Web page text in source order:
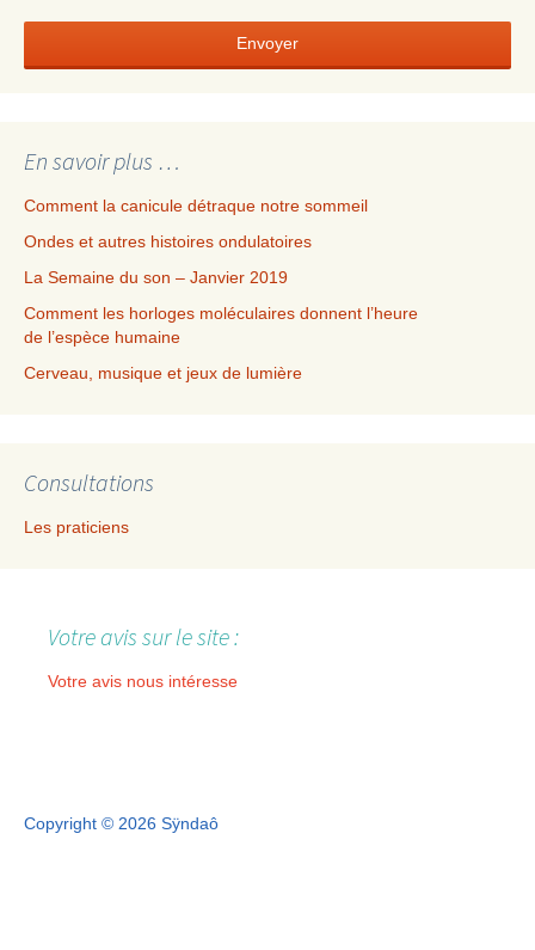
Envoyer
En savoir plus …
Comment la canicule détraque notre sommeil
Ondes et autres histoires ondulatoires
La Semaine du son – Janvier 2019
Comment les horloges moléculaires donnent l’heure
de l’espèce humaine
Cerveau, musique et jeux de lumière
Consultations
Les praticiens
Votre avis sur le site :
Votre avis nous intéresse
Copyright © 2026 Sÿndaô